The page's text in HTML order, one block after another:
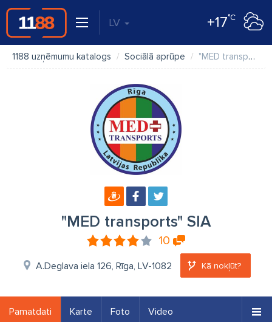
LV +17°C
1188 uzņēmumu katalogs Sociālā aprūpe "MED transports" SIA
"MED transports" SIA
10
A.Deglava iela 126, Rīga, LV-1082 Kā nokļūt?
Pamatdati Karte Foto Video